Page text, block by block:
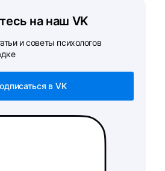
на наш VK
и советы психологов
в VK